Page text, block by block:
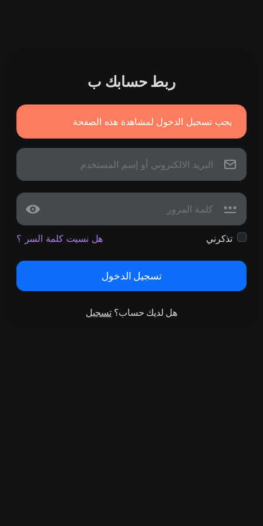
ربط حسابك ب
يجب تسجيل الدخول لمشاهدة هذه الصفحة
تذكرني هل نسيت كلمة السر ؟
تسجيل الدخول
هل لديك حساب؟تسجيل